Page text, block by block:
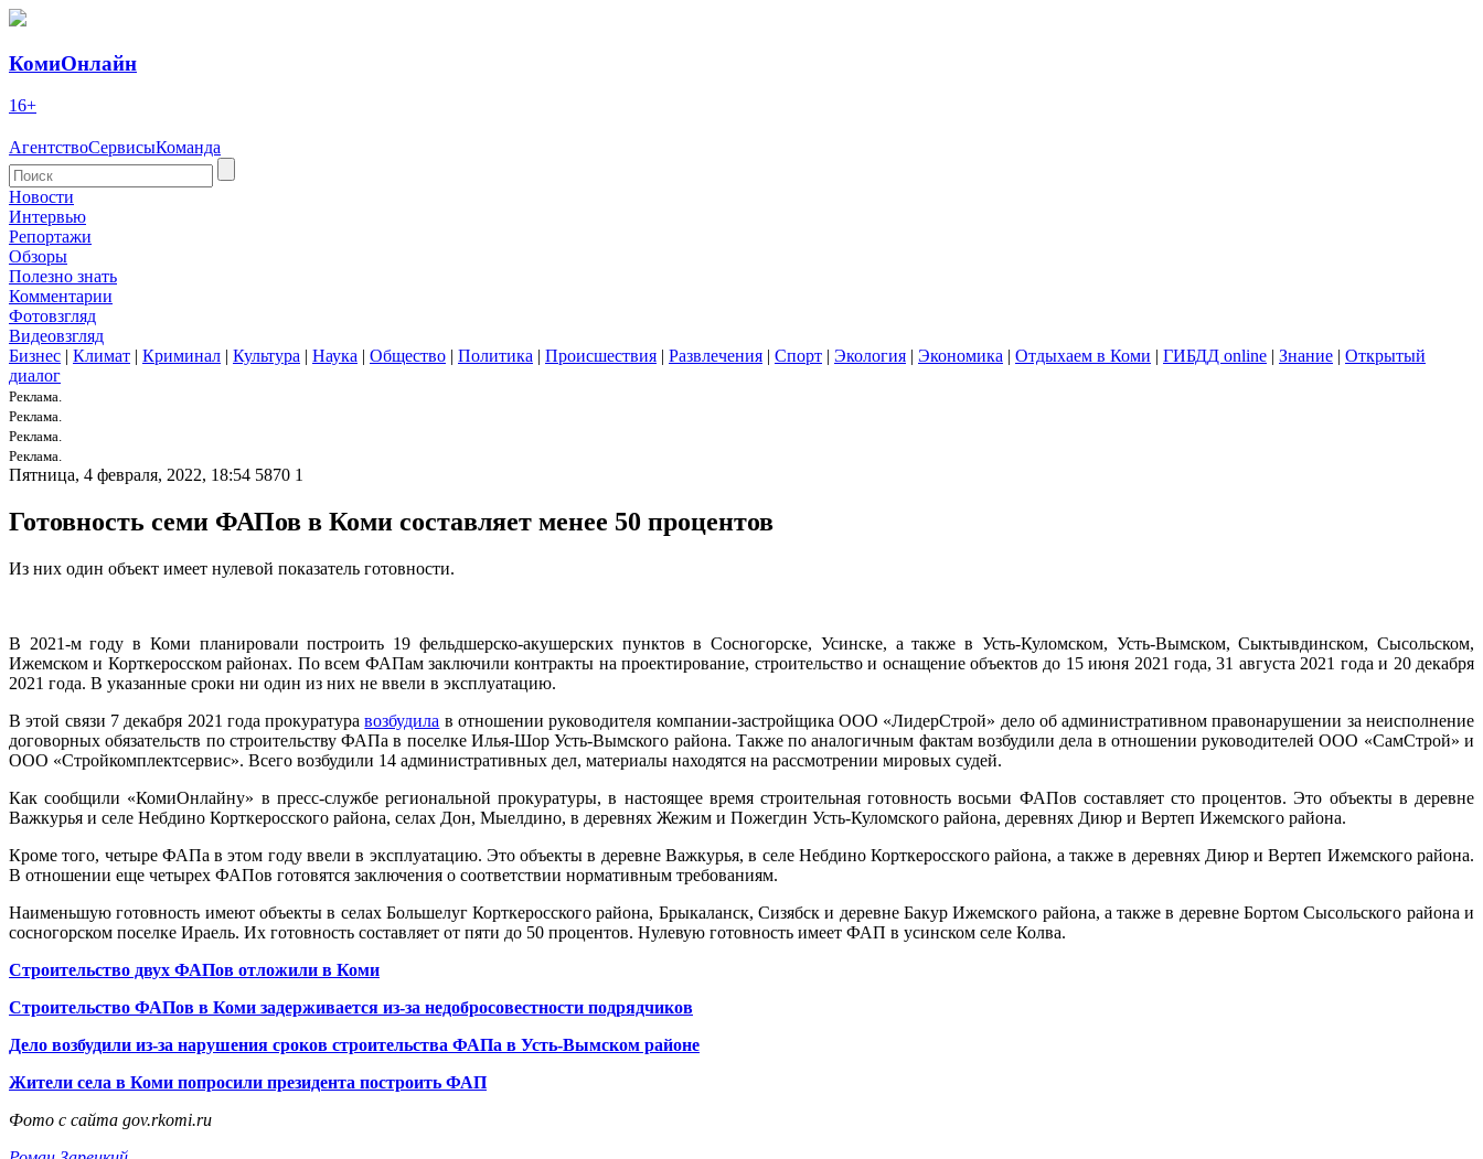
КомиОнлайн
16+
АгентствоСервисыКоманда
Новости
Интервью
Репортажи
Обзоры
Полезно знать
Комментарии
Фотовзгляд
Видеовзгляд
Бизнес | Климат | Криминал | Культура | Наука | Общество | Политика | Происшествия | Развлечения | Спорт | Экология | Экономика | Отдыхаем в Коми | ГИБДД online | Знание | Открытый
диалог
Реклама.
Реклама.
Реклама.
Реклама.
Пятница, 4 февраля, 2022, 18:54 5870 1
Готовность семи ФАПов в Коми составляет менее 50 процентов
Из них один объект имеет нулевой показатель готовности.
В 2021-м году в Коми планировали построить 19 фельдшерско-акушерских пунктов в Сосногорске, Усинске, а также в Усть-Куломском, Усть-Вымском, Сыктывдинском, Сысольском,
Ижемском и Корткеросском районах. По всем ФАПам заключили контракты на проектирование, строительство и оснащение объектов до 15 июня 2021 года, 31 августа 2021 года и 20 декабря
2021 года. В указанные сроки ни один из них не ввели в эксплуатацию.
В этой связи 7 декабря 2021 года прокуратуравозбудила в отношении руководителя компании-застройщика ООО «ЛидерСтрой» дело об административном правонарушении за неисполнение
договорных обязательств по строительству ФАПа в поселке Илья-Шор Усть-Вымского района. Также по аналогичным фактам возбудили дела в отношении руководителей ООО «СамСтрой» и
ООО «Стройкомплектсервис». Всего возбудили 14 административных дел, материалы находятся на рассмотрении мировых судей.
Как сообщили «КомиОнлайну» в пресс-службе региональной прокуратуры, в настоящее время строительная готовность восьми ФАПов составляет сто процентов. Это объекты в деревне
Важкурья и селе Небдино Корткеросского района, селах Дон, Мыелдино, в деревнях Жежим и Пожегдин Усть-Куломского района, деревнях Диюр и Вертеп Ижемского района.
Кроме того, четыре ФАПа в этом году ввели в эксплуатацию. Это объекты в деревне Важкурья, в селе Небдино Корткеросского района, а также в деревнях Диюр и Вертеп Ижемского района.
В отношении еще четырех ФАПов готовятся заключения о соответствии нормативным требованиям.
Наименьшую готовность имеют объекты в селах Большелуг Корткеросского района, Брыкаланск, Сизябск и деревне Бакур Ижемского района, а также в деревне Бортом Сысольского района и
сосногорском поселке Ираель. Их готовность составляет от пяти до 50 процентов. Нулевую готовность имеет ФАП в усинском селе Колва.
Строительство двух ФАПов отложили в Коми
Строительство ФАПов в Коми задерживается из-за недобросовестности подрядчиков
Дело возбудили из-за нарушения сроков строительства ФАПа в Усть-Вымском районе
Жители села в Коми попросили президента построить ФАП
Фото с сайта gov.rkomi.ru